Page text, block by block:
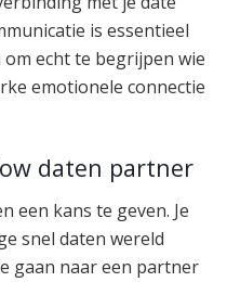
is essentieel
echt te begrijpen wie
emotionele connectie
daten partner
een kans te geven. Je
snel daten wereld
gaan naar een partner